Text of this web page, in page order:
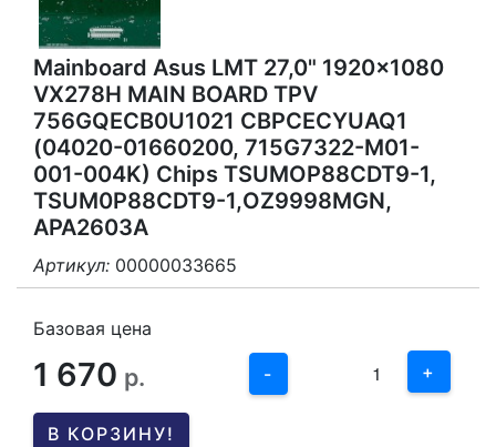
Mainboard Asus LMT 27,0" 1920x1080
VX278H MAIN BOARD TPV
756GQECB0U1021 CBPCECYUAQ1
(04020-01660200, 715G7322-M01-
001-004K) Chips TSUMOP88CDT9-1,
TSUM0P88CDT9-1,OZ9998MGN,
APA2603A
Артикул: 00000033665
Базовая цена
1 670 р. -
3
1
+
В КОРЗИНУ!